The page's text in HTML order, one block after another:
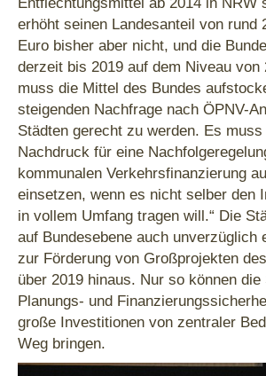
erhöht seinen Landesanteil von rund
Euro bisher aber nicht, und die
derzeit bis 2019 auf dem Niveau von
muss die Mittel des Bundes
steigenden Nachfrage nach ÖPNV-
Städten gerecht zu werden. Es
Nachdruck für eine
kommunalen Verkehrsfinanzierung
einsetzen, wenn es nicht selber den
in vollem Umfang tragen will.“ Die
auf Bundesebene auch unverzüglich
zur Förderung von Großprojekten
über 2019 hinaus. Nur so können die
Planungs- und
große Investitionen von zentraler
Weg bringen.